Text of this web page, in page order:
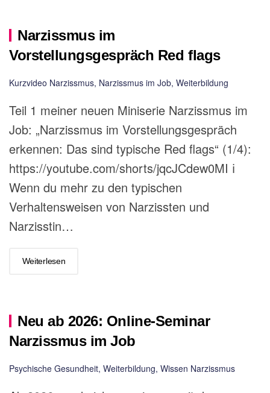
Narzissmus im
Vorstellungsgespräch Red flags
Kurzvideo Narzissmus, Narzissmus im Job, Weiterbildung
Teil 1 meiner neuen Miniserie Narzissmus im
Job: „Narzissmus im Vorstellungsgespräch
erkennen: Das sind typische Red flags“ (1/4):
https://youtube.com/shorts/jqcJCdew0MI ℹ️
Wenn du mehr zu den typischen
Verhaltensweisen von Narzissten und
Narzisstin…
Weiterlesen
Neu ab 2026: Online-Seminar
Narzissmus im Job
Psychische Gesundheit, Weiterbildung, Wissen Narzissmus